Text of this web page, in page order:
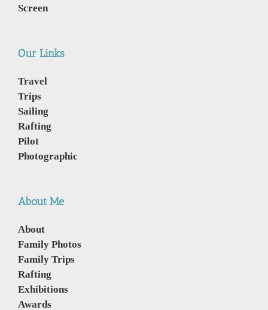
Screen
Our Links
Travel
Trips
Sailing
Rafting
Pilot
Photographic
About Me
About
Family Photos
Family Trips
Rafting
Exhibitions
Awards